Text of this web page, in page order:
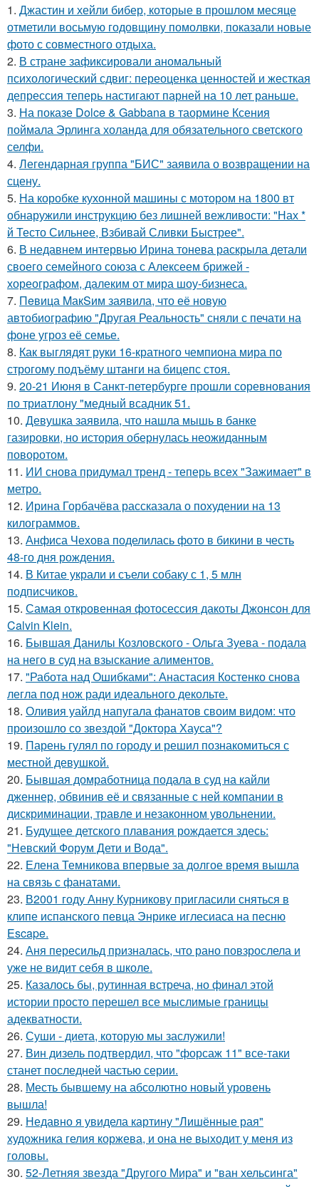
1. Джастин и хейли бибер, которые в прошлом месяце
отметили восьмую годовщину помолвки, показали новые
фото с совместного отдыха.
2. В стране зафиксировали аномальный
психологический сдвиг: переоценка ценностей и жесткая
депрессия теперь настигают парней на 10 лет раньше.
3. На показе Dolce & Gabbana в таормине Ксения
поймала Эрлинга холанда для обязательного светского
селфи.
4. Легендарная группа "БИС" заявила о возвращении на
сцену.
5. На коробке кухонной машины с мотором на 1800 вт
обнаружили инструкцию без лишней вежливости: "Нах *
й Тесто Сильнее, Взбивай Сливки Быстрее".
6. В недавнем интервью Ирина тонева раскрыла детали
своего семейного союза с Алексеем брижей -
хореографом, далеким от мира шоу-бизнеса.
7. Пeвица MакSим заявила, что её новую
автобиографию "Другая Реальность" сняли с печати на
фоне угроз её семье.
8. Как выглядят руки 16-кратного чемпиона мира по
строгому подъёму штанги на бицепс стоя.
9. 20-21 Июня в Санкт-петербурге прошли соревнования
по триатлону "медный всадник 51.
10. Девушка заявила, что нашла мышь в банке
газировки, но история обернулась неожиданным
поворотом.
11. ИИ снова придумал тренд - теперь всех "Зажимает" в
метро.
12. Ирина Горбачёва рассказала о похудении на 13
килограммов.
13. Анфиса Чехова поделилась фото в бикини в честь
48-го дня рождения.
14. В Китае украли и съели собаку с 1, 5 млн
подписчиков.
15. Самая откровенная фотосессия дакоты Джонсон для
Calvin Klein.
16. Бывшая Данилы Козловского - Ольга Зуева - подала
на него в суд на взыскание алиментов.
17. "Работа над Ошибками": Анастасия Костенко снова
легла под нож ради идеального декольте.
18. Оливия уайлд напугала фанатов своим видом: что
произошло со звездой "Доктора Хауса"?
19. Парень гулял по городу и решил познакомиться с
местной девушкой.
20. Бывшая домработница подала в суд на кайли
дженнер, обвинив её и связанные с ней компании в
дискриминации, травле и незаконном увольнении.
21. Будущее детского плавания рождается здесь:
"Невский Форум Дети и Вода".
22. Елена Темникова впервые за долгое время вышла
на связь с фанатами.
23. В2001 году Анну Курникову пригласили сняться в
клипе испанского певца Энрике иглесиаса на песню
Escape.
24. Аня пересильд призналась, что рано повзрослела и
уже не видит себя в школе.
25. Казалось бы, рутинная встреча, но финал этой
истории просто перешел все мыслимые границы
адекватности.
26. Суши - диета, которую мы заслужили!
27. Вин дизель подтвердил, что "форсаж 11" все-таки
станет последней частью серии.
28. Месть бывшему на абсолютно новый уровень
вышла!
29. Недавно я увидела картину "Лишённые рая"
художника гелия коржева, и она не выходит у меня из
головы.
30. 52-Летняя звезда "Другого Мира" и "ван хельсинга"